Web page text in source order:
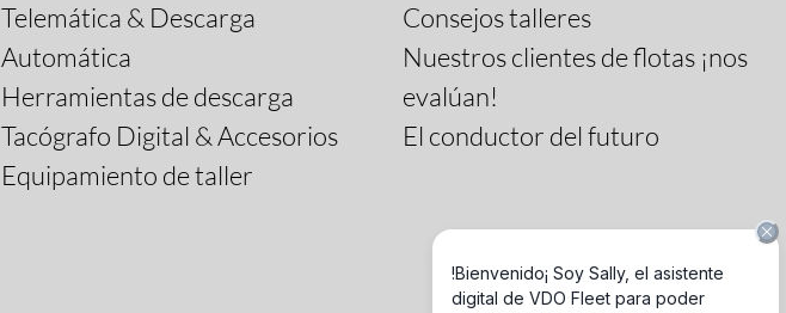
Telemática & Descarga
Automática
Herramientas de descarga
Tacógrafo Digital & Accesorios
Equipamiento de taller
Consejos talleres
Nuestros clientes de flotas ¡nos
evalúan!
El conductor del futuro